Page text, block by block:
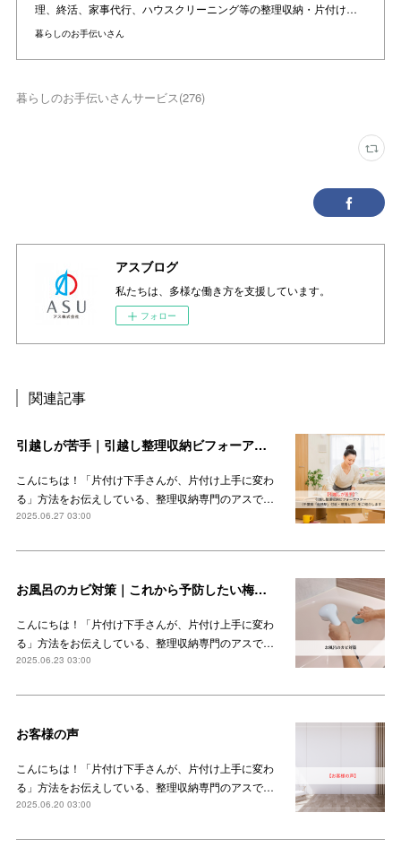
理、終活、家事代行、ハウスクリーニング等の整理収納・片付け…
暮らしのお手伝いさん
暮らしのお手伝いさんサービス(276)
アスブログ
私たちは、多様な働き方を支援しています。
フォロー
関連記事
引越しが苦手｜引越し整理収納ビフォーアフター（千葉県「船橋駅」付近・現場レポ）をご紹介します
こんにちは！「片付け下手さんが、片付け上手に変わ
る」方法をお伝えしている、整理収納専門のアスで…
2025.06.27 03:00
お風呂のカビ対策｜これから予防したい梅雨時期のカビ
こんにちは！「片付け下手さんが、片付け上手に変わ
る」方法をお伝えしている、整理収納専門のアスで…
2025.06.23 03:00
お客様の声
こんにちは！「片付け下手さんが、片付け上手に変わ
る」方法をお伝えしている、整理収納専門のアスで…
2025.06.20 03:00